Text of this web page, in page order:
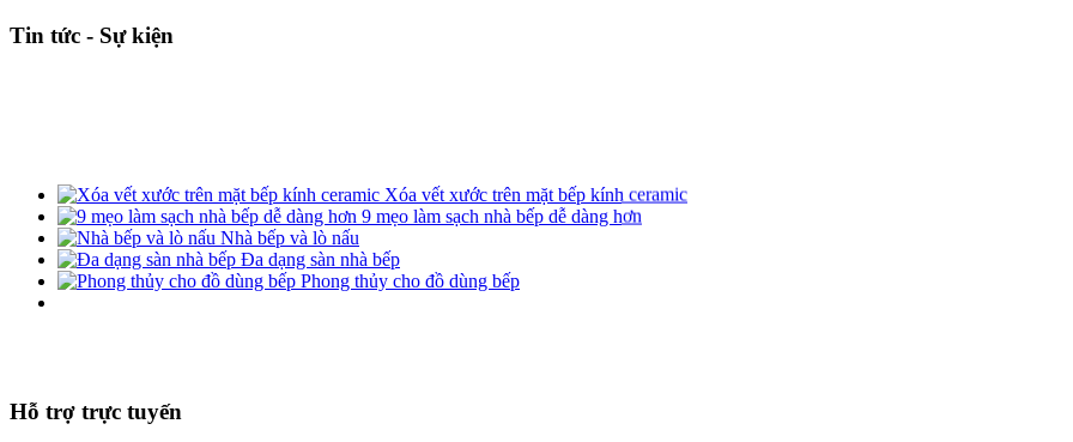
Tin tức - Sự kiện
9 mẹo làm sạch nhà bếp dễ dàng hơn
Nhà bếp và lò nấu
Đa dạng sàn nhà bếp
Phong thủy cho đồ dùng bếp
Hỗ trợ trực tuyến